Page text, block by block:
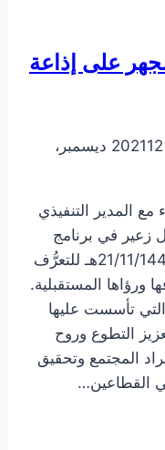
على إذاعة
12 ديسمبر،
مع المدير التنفيذي
زعير في برنامج
فيء الضحى يوم الخميس 21/11/1442هـ للتعرُّف
ورؤاها المستقبلية.
تأسست عليها
التطوع وروح
المجتمع وتحقيق
القطاعين…